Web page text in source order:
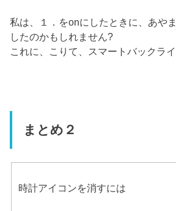
私は、１．をonにしたときに、あや
したのかもしれません?
これに、こりて、スマートバックラ
まとめ２
時計アイコンを消すには